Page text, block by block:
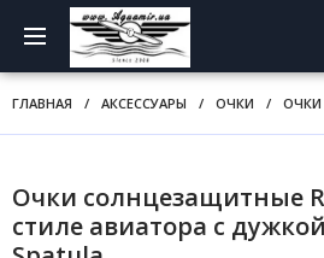
ГЛАВНАЯ / АКСЕССУАРЫ / ОЧКИ / ОЧКИ
Очки солнцезащитные
стиле авиатора с